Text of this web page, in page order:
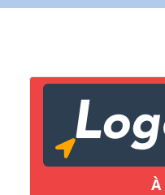
À
Lien vers
Copier lien